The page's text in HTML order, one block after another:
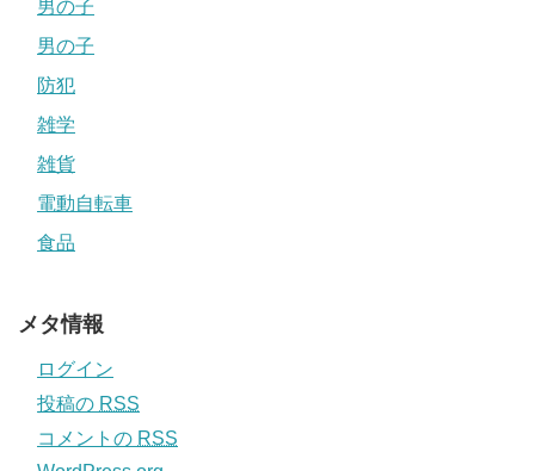
男の子
男の子
防犯
雑学
雑貨
電動自転車
食品
メタ情報
ログイン
投稿の RSS
コメントの RSS